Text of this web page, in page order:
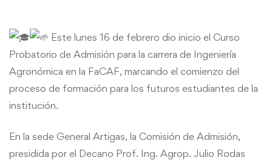
la
sede
General
Artigas
Este lunes 16 de febrero dio inicio el Curso
Probatorio de Admisión para la carrera de Ingeniería
Agronómica en la FaCAF, marcando el comienzo del
proceso de formación para los futuros estudiantes de la
institución.
En la sede General Artigas, la Comisión de Admisión,
presidida por el Decano Prof. Ing. Agrop. Julio Rodas